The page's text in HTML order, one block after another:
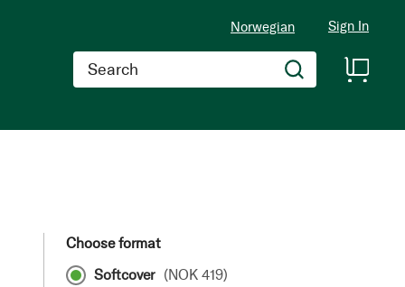
Norwegian Sign In
Search
Choose format
Softcover (NOK 419)